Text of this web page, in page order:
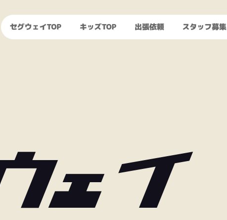
セグウェイTOP キッズTOP 出張依頼 スタッフ募集
ェイ